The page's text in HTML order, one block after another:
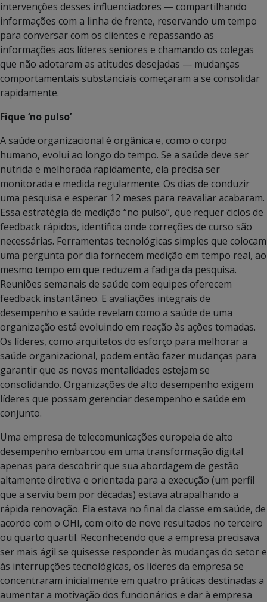
intervenções desses influenciadores — compartilhando
informações com a linha de frente, reservando um tempo
para conversar com os clientes e repassando as
informações aos líderes seniores e chamando os colegas
que não adotaram as atitudes desejadas — mudanças
comportamentais substanciais começaram a se consolidar
rapidamente.
Fique ‘no pulso’
A saúde organizacional é orgânica e, como o corpo
humano, evolui ao longo do tempo. Se a saúde deve ser
nutrida e melhorada rapidamente, ela precisa ser
monitorada e medida regularmente. Os dias de conduzir
uma pesquisa e esperar 12 meses para reavaliar acabaram.
Essa estratégia de medição “no pulso”, que requer ciclos de
feedback rápidos, identifica onde correções de curso são
necessárias. Ferramentas tecnológicas simples que colocam
uma pergunta por dia fornecem medição em tempo real, ao
mesmo tempo em que reduzem a fadiga da pesquisa.
Reuniões semanais de saúde com equipes oferecem
feedback instantâneo. E avaliações integrais de
desempenho e saúde revelam como a saúde de uma
organização está evoluindo em reação às ações tomadas.
Os líderes, como arquitetos do esforço para melhorar a
saúde organizacional, podem então fazer mudanças para
garantir que as novas mentalidades estejam se
consolidando. Organizações de alto desempenho exigem
líderes que possam gerenciar desempenho e saúde em
conjunto.
Uma empresa de telecomunicações europeia de alto
desempenho embarcou em uma transformação digital
apenas para descobrir que sua abordagem de gestão
altamente diretiva e orientada para a execução (um perfil
que a serviu bem por décadas) estava atrapalhando a
rápida renovação. Ela estava no final da classe em saúde, de
acordo com o OHI, com oito de nove resultados no terceiro
ou quarto quartil. Reconhecendo que a empresa precisava
ser mais ágil se quisesse responder às mudanças do setor e
às interrupções tecnológicas, os líderes da empresa se
concentraram inicialmente em quatro práticas destinadas a
aumentar a motivação dos funcionários e dar à empresa